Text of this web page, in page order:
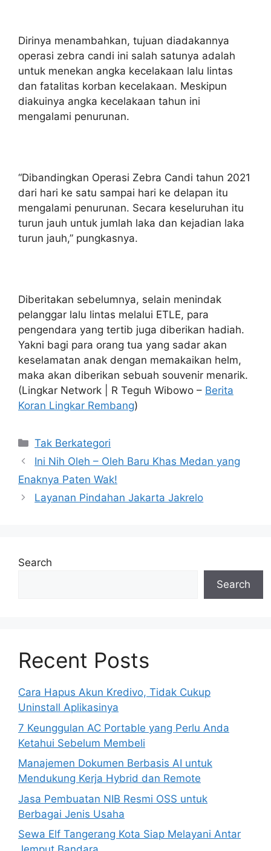
Dirinya menambahkan, tujuan diadakannya
operasi zebra candi ini salah satunya adalah
untuk menekan angka kecelakaan lalu lintas
dan fatalitas korban kecelakaan. Meskipun
diakuinya angka kecelakaan tahun ini
mengalami penurunan.
“Dibandingkan Operasi Zebra Candi tahun 2021
dari hari ke satu sampai hari ke delapan itu
mengalami penurunan. Secara keseluruhan itu
turun jauh untuk jumlah laka dan kejadian laka
turun jauh,” pungkasnya.
Diberitakan sebelumnya, selain menindak
pelanggar lalu lintas melalui ETLE, para
pengendara yang tertib juga diberikan hadiah.
Yakni bagi para orang tua yang sadar akan
keselamatan anak dengan memakaikan helm,
maka akan diberikan sebuah souvenir menarik.
(Lingkar Network | R Teguh Wibowo – Berita
Koran Lingkar Rembang)
Categories
Tak Berkategori
Ini Nih Oleh – Oleh Baru Khas Medan yang
Enaknya Paten Wak!
Layanan Pindahan Jakarta Jakrelo
Search
Search
Recent Posts
Cara Hapus Akun Kredivo, Tidak Cukup
Uninstall Aplikasinya
7 Keunggulan AC Portable yang Perlu Anda
Ketahui Sebelum Membeli
Manajemen Dokumen Berbasis AI untuk
Mendukung Kerja Hybrid dan Remote
Jasa Pembuatan NIB Resmi OSS untuk
Berbagai Jenis Usaha
Sewa Elf Tangerang Kota Siap Melayani Antar